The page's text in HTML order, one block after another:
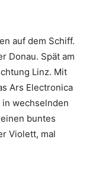
auf dem Schiff.
Donau. Spät am
Linz. Mit
Ars Electronica
in wechselnden
buntes
Violett, mal